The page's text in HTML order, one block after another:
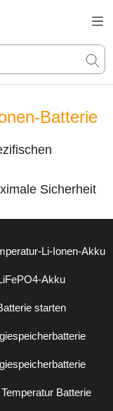
Batterie
Sicherheit
Li-Ionen-Akku
Akku
starten
Batterie